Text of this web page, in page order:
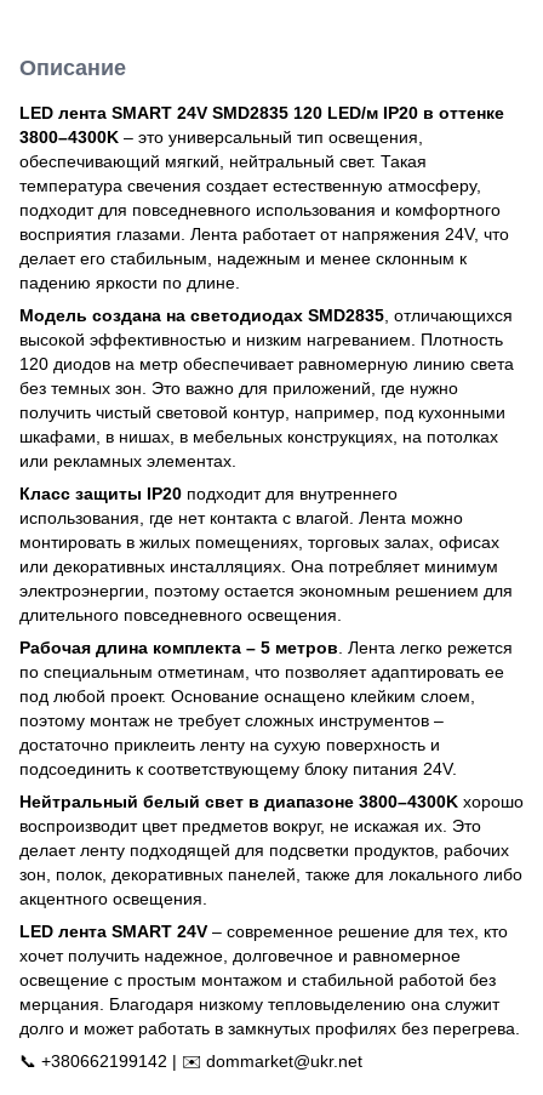
Описание
LED лента SMART 24V SMD2835 120 LED/м IP20 в оттенке
3800–4300K ​​– это универсальный тип освещения,
обеспечивающий мягкий, нейтральный свет. Такая
температура свечения создает естественную атмосферу,
подходит для повседневного использования и комфортного
восприятия глазами. Лента работает от напряжения 24V, что
делает его стабильным, надежным и менее склонным к
падению яркости по длине.
Модель создана на светодиодах SMD2835 , отличающихся
высокой эффективностью и низким нагреванием. Плотность
120 диодов на метр обеспечивает равномерную линию света
без темных зон. Это важно для приложений, где нужно
получить чистый световой контур, например, под кухонными
шкафами, в нишах, в мебельных конструкциях, на потолках
или рекламных элементах.
Класс защиты IP20 подходит для внутреннего
использования, где нет контакта с влагой. Лента можно
монтировать в жилых помещениях, торговых залах, офисах
или декоративных инсталляциях. Она потребляет минимум
электроэнергии, поэтому остается экономным решением для
длительного повседневного освещения.
Рабочая длина комплекта – 5 метров . Лента легко режется
по специальным отметинам, что позволяет адаптировать ее
под любой проект. Основание оснащено клейким слоем,
поэтому монтаж не требует сложных инструментов –
достаточно приклеить ленту на сухую поверхность и
подсоединить к соответствующему блоку питания 24V.
Нейтральный белый свет в диапазоне 3800–4300K ​​хорошо
воспроизводит цвет предметов вокруг, не искажая их. Это
делает ленту подходящей для подсветки продуктов, рабочих
зон, полок, декоративных панелей, также для локального либо
акцентного освещения.
LED лента SMART 24V – современное решение для тех, кто
хочет получить надежное, долговечное и равномерное
освещение с простым монтажом и стабильной работой без
мерцания. Благодаря низкому тепловыделению она служит
долго и может работать в замкнутых профилях без перегрева.
📞 +380662199142 | ✉️ dommarket@ukr.net